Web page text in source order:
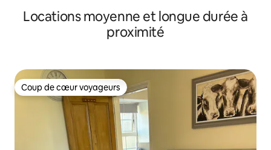
Locations moyenne et longue durée à
proximité
Coup de cœur voyageurs
Coup de cœur voyageurs